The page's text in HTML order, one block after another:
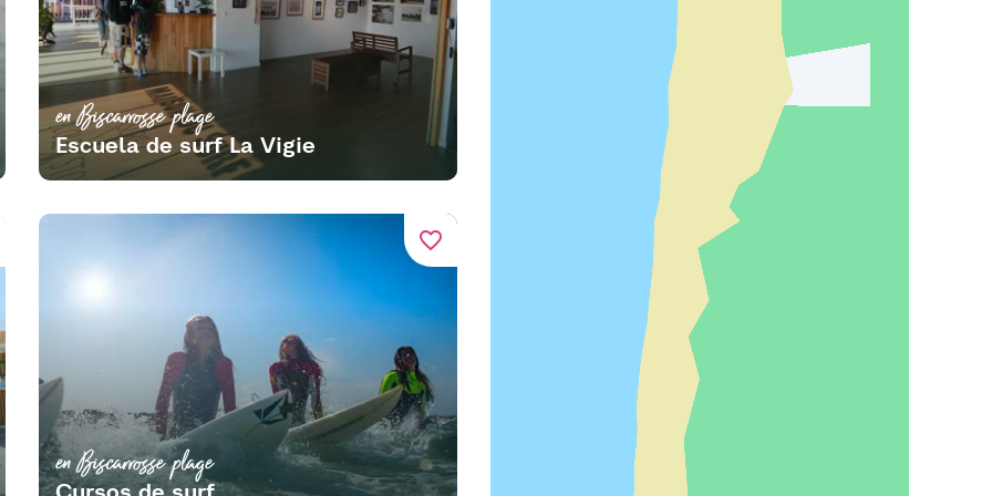
en Biscarrosse plage
Escuela de surf La Vigie
favorite_border
en Biscarrosse plage